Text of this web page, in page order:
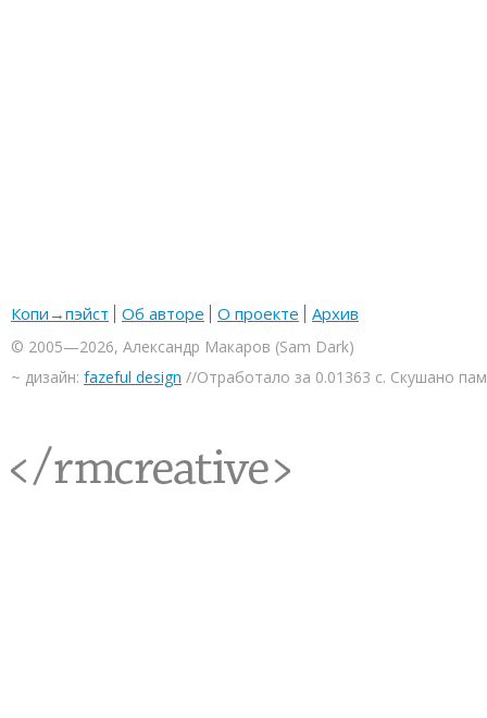
Копи→пэйст Об авторе О проекте Архив
© 2005—2026, Александр Макаров (Sam Dark)
~ дизайн: fazeful design //Отработало за 0.01363 с. Скушано
<rmcreative/>